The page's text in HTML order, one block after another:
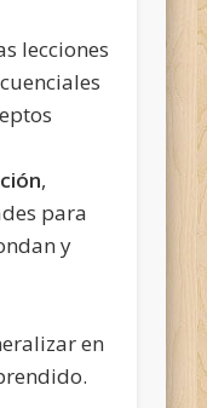
lecciones
,
para
y
en